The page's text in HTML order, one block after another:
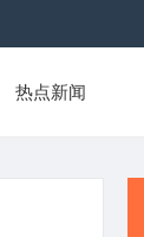
热点新闻